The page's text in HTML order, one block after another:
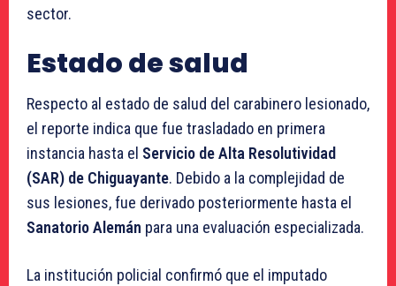
sector.
Estado de salud
Respecto al estado de salud del carabinero lesionado,
el reporte indica que fue trasladado en primera
instancia hasta el Servicio de Alta Resolutividad
(SAR) de Chiguayante. Debido a la complejidad de
sus lesiones, fue derivado posteriormente hasta el
Sanatorio Alemán para una evaluación especializada.
La institución policial confirmó que el imputado